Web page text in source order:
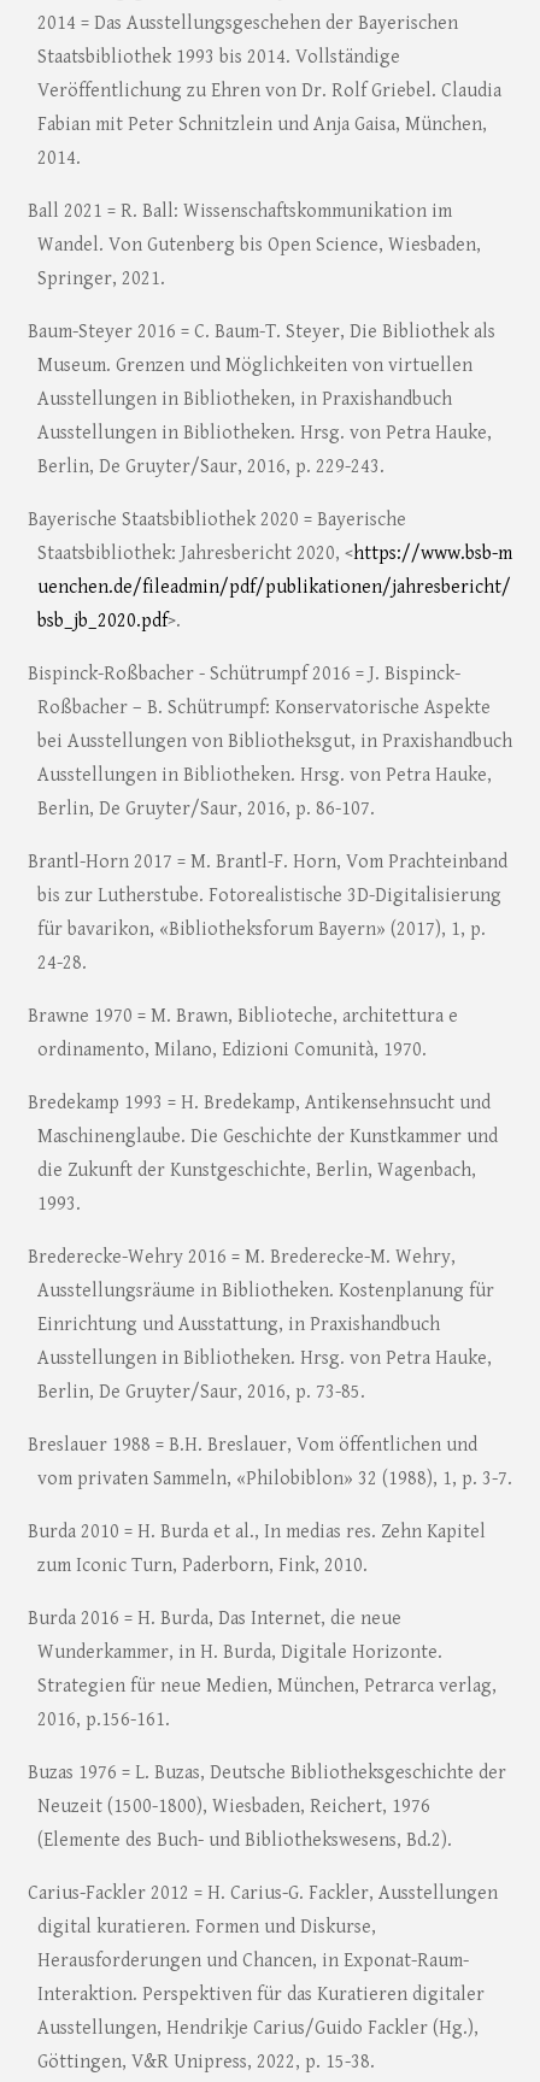
2014 = Das Ausstellungsgeschehen der Bayerischen
Staatsbibliothek 1993 bis 2014. Vollständige
Veröffentlichung zu Ehren von Dr. Rolf Griebel. Claudia
Fabian mit Peter Schnitzlein und Anja Gaisa, München,
2014.
Ball 2021 = R. Ball: Wissenschaftskommunikation im
Wandel. Von Gutenberg bis Open Science, Wiesbaden,
Springer, 2021.
Baum-Steyer 2016 = C. Baum-T. Steyer, Die Bibliothek als
Museum. Grenzen und Möglichkeiten von virtuellen
Ausstellungen in Bibliotheken, in Praxishandbuch
Ausstellungen in Bibliotheken. Hrsg. von Petra Hauke,
Berlin, De Gruyter/Saur, 2016, p. 229-243.
Bayerische Staatsbibliothek 2020 = Bayerische
Staatsbibliothek: Jahresbericht 2020, <https://www.bsb-m
uenchen.de/fileadmin/pdf/publikationen/jahresbericht/
bsb_jb_2020.pdf>.
Bispinck-Roßbacher - Schütrumpf 2016 = J. Bispinck-
Roßbacher – B. Schütrumpf: Konservatorische Aspekte
bei Ausstellungen von Bibliotheksgut, in Praxishandbuch
Ausstellungen in Bibliotheken. Hrsg. von Petra Hauke,
Berlin, De Gruyter/Saur, 2016, p. 86-107.
Brantl-Horn 2017 = M. Brantl-F. Horn, Vom Prachteinband
bis zur Lutherstube. Fotorealistische 3D-Digitalisierung
für bavarikon, «Bibliotheksforum Bayern» (2017), 1, p.
24-28.
Brawne 1970 = M. Brawn, Biblioteche, architettura e
ordinamento, Milano, Edizioni Comunità, 1970.
Bredekamp 1993 = H. Bredekamp, Antikensehnsucht und
Maschinenglaube. Die Geschichte der Kunstkammer und
die Zukunft der Kunstgeschichte, Berlin, Wagenbach,
1993.
Brederecke-Wehry 2016 = M. Brederecke-M. Wehry,
Ausstellungsräume in Bibliotheken. Kostenplanung für
Einrichtung und Ausstattung, in Praxishandbuch
Ausstellungen in Bibliotheken. Hrsg. von Petra Hauke,
Berlin, De Gruyter/Saur, 2016, p. 73-85.
Breslauer 1988 = B.H. Breslauer, Vom öffentlichen und
vom privaten Sammeln, «Philobiblon» 32 (1988), 1, p. 3-7.
Burda 2010 = H. Burda et al., In medias res. Zehn Kapitel
zum Iconic Turn, Paderborn, Fink, 2010.
Burda 2016 = H. Burda, Das Internet, die neue
Wunderkammer, in H. Burda, Digitale Horizonte.
Strategien für neue Medien, München, Petrarca verlag,
2016, p.156-161.
Buzas 1976 = L. Buzas, Deutsche Bibliotheksgeschichte der
Neuzeit (1500-1800), Wiesbaden, Reichert, 1976
(Elemente des Buch- und Bibliothekswesens, Bd.2).
Carius-Fackler 2012 = H. Carius-G. Fackler, Ausstellungen
digital kuratieren. Formen und Diskurse,
Herausforderungen und Chancen, in Exponat-Raum-
Interaktion. Perspektiven für das Kuratieren digitaler
Ausstellungen, Hendrikje Carius/Guido Fackler (Hg.),
Göttingen, V&R Unipress, 2022, p. 15-38.